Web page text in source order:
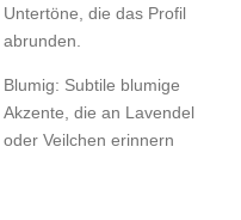
Untertöne, die das Profil
abrunden.
Blumig: Subtile blumige
Akzente, die an Lavendel
oder Veilchen erinnern